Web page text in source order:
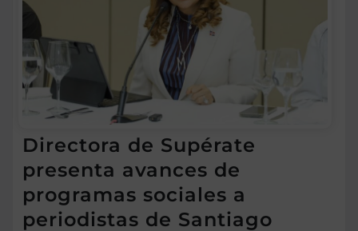
Directora de Supérate
presenta avances de
programas sociales a
periodistas de Santiago